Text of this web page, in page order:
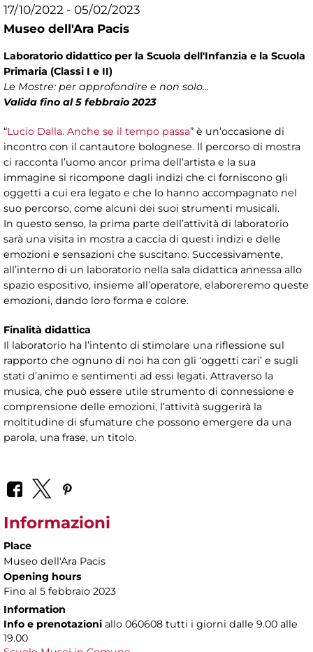
17/10/2022 - 05/02/2023
Museo dell'Ara Pacis
Laboratorio didattico per la Scuola dell'Infanzia e la Scuola
Primaria (Classi I e II)
Le Mostre: per approfondire e non solo...
Valida fino al 5 febbraio 2023
“Lucio Dalla. Anche se il tempo passa” è un’occasione di
incontro con il cantautore bolognese. Il percorso di mostra
ci racconta l’uomo ancor prima dell’artista e la sua
immagine si ricompone dagli indizi che ci forniscono gli
oggetti a cui era legato e che lo hanno accompagnato nel
suo percorso, come alcuni dei suoi strumenti musicali.
In questo senso, la prima parte dell’attività di laboratorio
sarà una visita in mostra a caccia di questi indizi e delle
emozioni e sensazioni che suscitano. Successivamente,
all’interno di un laboratorio nella sala didattica annessa allo
spazio espositivo, insieme all’operatore, elaboreremo queste
emozioni, dando loro forma e colore.
Finalità didattica
Il laboratorio ha l’intento di stimolare una riflessione sul
rapporto che ognuno di noi ha con gli ‘oggetti cari’ e sugli
stati d’animo e sentimenti ad essi legati. Attraverso la
musica, che può essere utile strumento di connessione e
comprensione delle emozioni, l’attività suggerirà la
moltitudine di sfumature che possono emergere da una
parola, una frase, un titolo.
Informazioni
Place
Museo dell'Ara Pacis
Opening hours
Fino al 5 febbraio 2023
Information
Info e prenotazioni allo 060608 tutti i giorni dalle 9.00 alle
19.00